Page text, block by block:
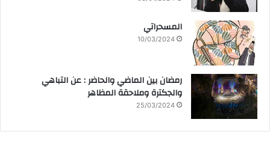
المسحراتي
10/03/2024
رمضان بين الماضي والحاضر : عن التباهي
والجكترة وملاحقة المظاهر
25/03/2024